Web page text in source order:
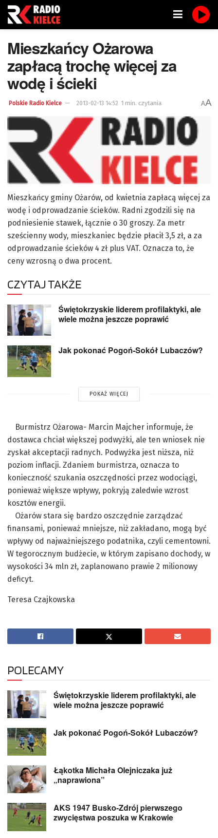
Mieszkańcy Ożarowa
zapłacą trochę więcej za
wodę i ścieki
Polskie Radio Kielce 2013-02-13 14:52 1 min. czytania AA
Mieszkańcy gminy Ożarów, od kwietnia zapłacą więcej za
wodę i odprowadzanie ścieków. Radni zgodzili się na
podniesienie stawek, łącznie o 30 groszy. Za metr
sześcienny wody, mieszkaniec będzie płacił 3,5 zł, a za
odprowadzanie ścieków 4 zł plus VAT. Oznacza to, że
ceny wzrosną o dwa procent.
CZYTAJ TAKŻE
Świętokrzyskie liderem profilaktyki, ale
wiele można jeszcze poprawić
Jak pokonać Pogoń-Sokół Lubaczów?
POKAŻ WIĘCEJ
Burmistrz Ożarowa- Marcin Majcher informuje, że
dostawca chciał większej podwyżki, ale ten wniosek nie
zyskał akceptacji radnych. Podwyżka jest niższa, niż
poziom inflacji. Zdaniem burmistrza, oznacza to
konieczność szukania oszczędności przez wodociągi,
ponieważ większe wpływy, pokryją zaledwie wzrost
kosztów energii.
Ożarów stara się bardzo oszczędnie zarządzać
finansami, ponieważ mniejsze, niż zakładano, mogą być
wpływy od najważniejszego podatnika, czyli cementowni.
W tegorocznym budżecie, w którym zapisano dochody, w
wysokości 34 mln zł, zaplanowano prawie 2 milionowy
deficyt.
Teresa Czajkowska
POLECAMY
Świętokrzyskie liderem profilaktyki, ale
wiele można jeszcze poprawić
Jak pokonać Pogoń-Sokół Lubaczów?
Łąkotka Michała Olejniczaka już
„naprawiona”
AKS 1947 Busko-Zdrój pierwszego
zwycięstwa poszuka w Krakowie